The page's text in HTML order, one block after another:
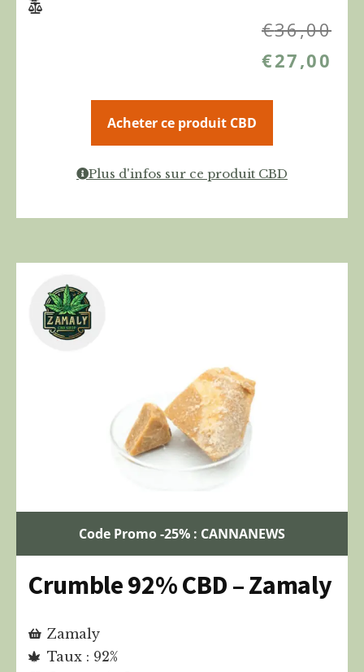
€36,00
€27,00
Acheter ce produit CBD
Plus d'infos sur ce produit CBD
Code Promo -25% : CANNANEWS
Crumble 92% CBD – Zamaly
Zamaly
Taux : 92%